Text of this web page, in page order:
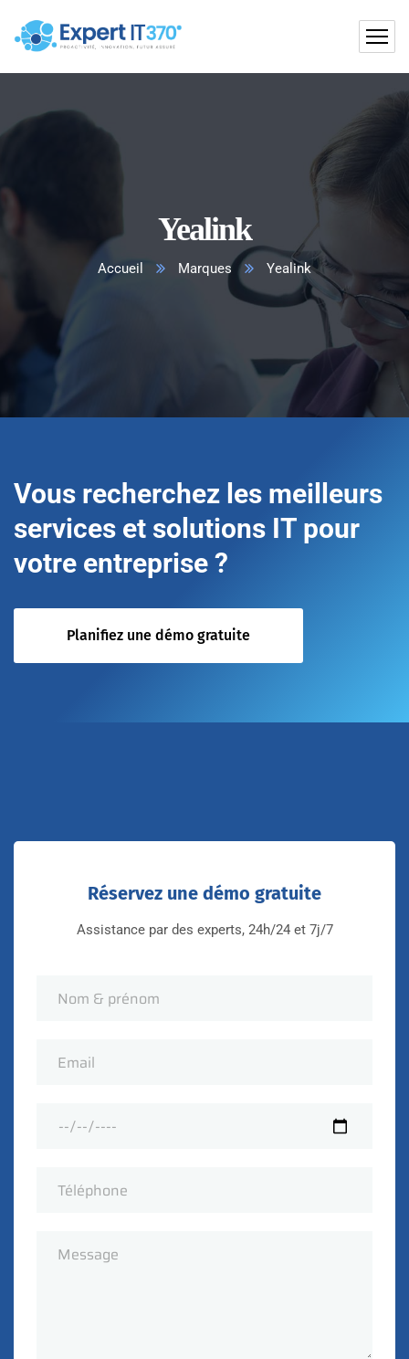
Yealink
Accueil Marques Yealink
Vous recherchez les meilleurs
services et solutions IT pour
votre entreprise ?
Planifiez une démo gratuite
Réservez une démo gratuite
Assistance par des experts, 24h/24 et 7j/7